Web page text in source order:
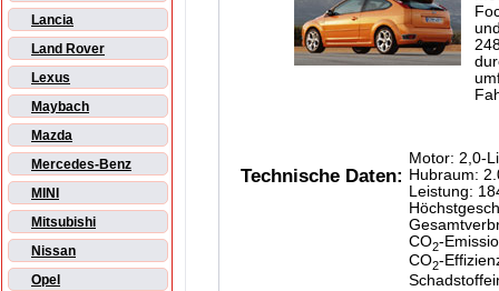
Lancia
Land Rover
Lexus
Maybach
Mazda
Mercedes-Benz
MINI
Mitsubishi
Nissan
Opel
Technische Daten:
Motor: 2,0-
Hubraum:
Leistung:
CO2-
CO2-